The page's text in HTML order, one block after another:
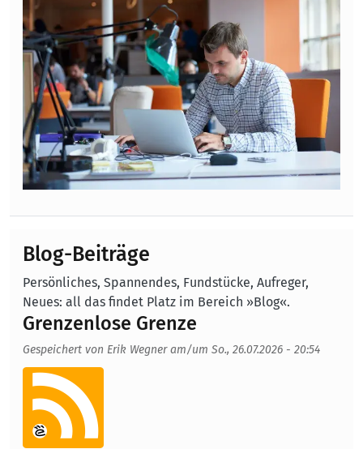
Blog-Beiträge
Persönliches, Spannendes, Fundstücke, Aufreger,
Neues: all das findet Platz im Bereich »Blog«.
Grenzenlose Grenze
Gespeichert von Erik Wegneram/um So., 26.07.2026 - 20:54
Aufmacherbild